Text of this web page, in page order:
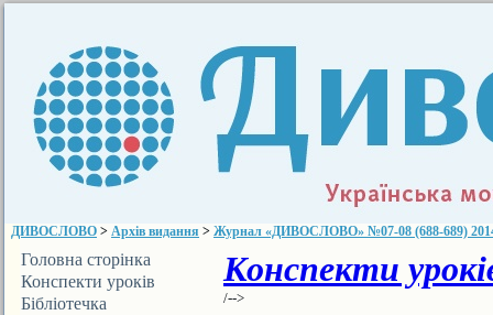
ДИВОСЛОВО > Архів видання > Журнал «ДИВОСЛОВО» №07-08 (688-689)
Головна сторінка
Конспекти уроків
Бібліотечка
Конспекти
/-->